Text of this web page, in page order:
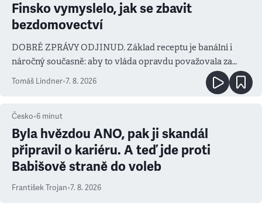
Finsko vymyslelo, jak se zbavit
bezdomovectví
DOBRÉ ZPRÁVY ODJINUD. Základ receptu je banální i
náročný současně: aby to vláda opravdu považovala za
prioritu
Tomáš Lindner•7. 8. 2026
Česko•6 minut
Byla hvězdou ANO, pak ji skandál
připravil o kariéru. A teď jde proti
Babišově straně do voleb
František Trojan•7. 8. 2026